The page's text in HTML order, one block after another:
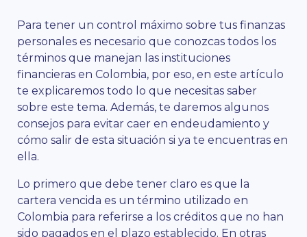
Para tener un control máximo sobre tus finanzas
personales es necesario que conozcas todos los
términos que manejan las instituciones
financieras en Colombia, por eso, en este artículo
te explicaremos todo lo que necesitas saber
sobre este tema. Además, te daremos algunos
consejos para evitar caer en endeudamiento y
cómo salir de esta situación si ya te encuentras en
ella.
Lo primero que debe tener claro es que la
cartera vencida es un término utilizado en
Colombia para referirse a los créditos que no han
sido pagados en el plazo establecido. En otras